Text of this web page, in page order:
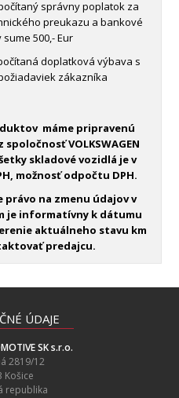
správny poplatok za
preukazu a bankové
500,- Eur
doplatková výbava s
zákazníka
máme pripravenú
VOLKSWAGEN
všetky skladové vozidlá je v
možnosť odpočtu DPH.
právo na zmenu údajov v
je informatívny k dátumu
aktuálneho stavu km
predajcu.
ÚDAJE
SK s.r.o.
2819/12
Košice
republika